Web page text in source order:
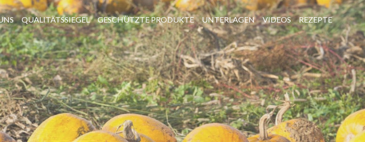
QUALITÄTSSIEGEL GESCHÜTZTE PRODUKTE UNTERLAGEN VIDEOS REZEPTE